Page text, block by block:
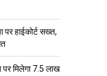
पर हाईकोर्ट सख्त,
पर मिलेगा 7.5 लाख